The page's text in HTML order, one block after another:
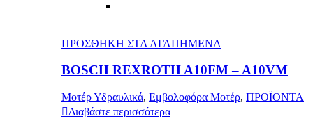
ΠΡΟΣΘΗΚΗ ΣΤΑ ΑΓΑΠΗΜΕΝΑ
BOSCH REXROTH A10FM – A10VM
Μοτέρ Υδραυλικά, Εμβολοφόρα Μοτέρ, ΠΡΟΪΟΝΤΑ
Διαβάστε περισσότερα